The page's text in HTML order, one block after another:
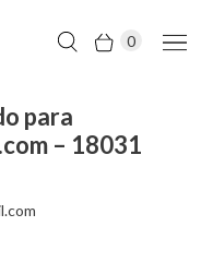
0
para
– 18031